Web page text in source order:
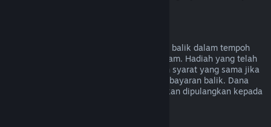
Hadiah yang belum ditebus boleh dibayar balik dalam tempoh
bayaran balik standard iaitu 14 hari/dua jam. Hadiah yang telah
ditebus juga boleh dibayar balik di bawah syarat yang sama jika
penerima hadiah memulakan permintaan bayaran balik. Dana
yang digunakan untuk membeli hadiah akan dipulangkan kepada